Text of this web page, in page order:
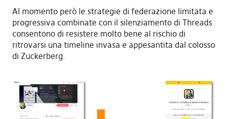
Al momento però le strategie di federazione limitata e
progressiva combinate con il silenziamento di Threads
consentono di resistere molto bene al rischio di
ritrovarsi una timeline invasa e appesantita dal colosso
di Zuckerberg.